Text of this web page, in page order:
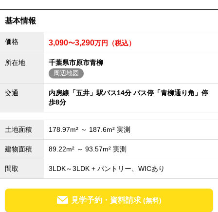
基本情報
価格 3,090〜3,290万円（税込）
所在地 千葉県市原市青柳
周辺地図
交通
内房線「五井」駅バス14分 バス停「青柳通り角」停
歩8分
土地面積 178.97m² ～ 187.6m² 実測
建物面積 89.22m² ～ 93.57m² 実測
間取 3LDK～3LDK + パントリー、WICあり
見学予約・資料請求 (無料)
松戸･柏方面エリアの新築一戸建
松戸･柏方面エリアの土地
成田･銚子方面エリア
成田･銚子方面エリアの新築一戸建
成田･銚子方面エリアの中古一戸建
成田･銚子方面エリアのマンション
成田･銚子方面エリアの土地
四街道･佐倉･八千代方面エリア
四街道･佐倉･八千代方面エリアの新築一戸建
四街道･佐倉･八千代方面エリアのマンション
四街道･佐倉･八千代方面エリアの土地
船橋･市川･浦安方面エリア
船橋･市川･浦安方面エリアのマンション